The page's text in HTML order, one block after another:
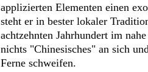
applizierten Elementen einen
steht er in bester lokaler
achtzehnten Jahrhundert im
nichts "Chinesisches" an sich
Ferne schweifen.